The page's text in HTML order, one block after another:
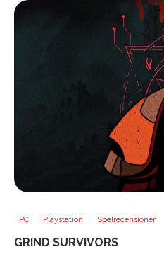
PC Playstation Spelrecensioner
GRIND SURVIVORS